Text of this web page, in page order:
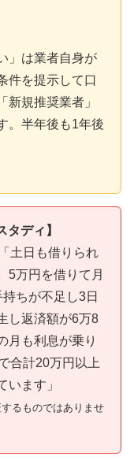
」は業者自身が
件を提示して口
新規推奨業者」
。半年後も1年後
ディ】
土日も借りられ
5万円を借りて月
ちが不足し3日
し返済額が6万8
月も利息が乗り
合計20万円以上
います」
るものではありませ